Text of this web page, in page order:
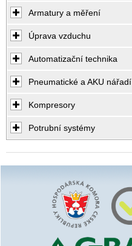
Armatury a měření
Úprava vzduchu
Automatizační technika
Pneumatické a AKU nářadí
Kompresory
Potrubní systémy